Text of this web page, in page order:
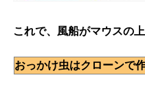
これで、風船がマウスの
おっかけ虫はクローンで